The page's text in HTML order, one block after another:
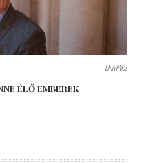
UnivPécs
ÉLŐ EMBEREK